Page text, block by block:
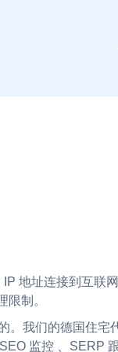
地址连接到互联
限制。
。我们的德国住宅
监控 、SERP